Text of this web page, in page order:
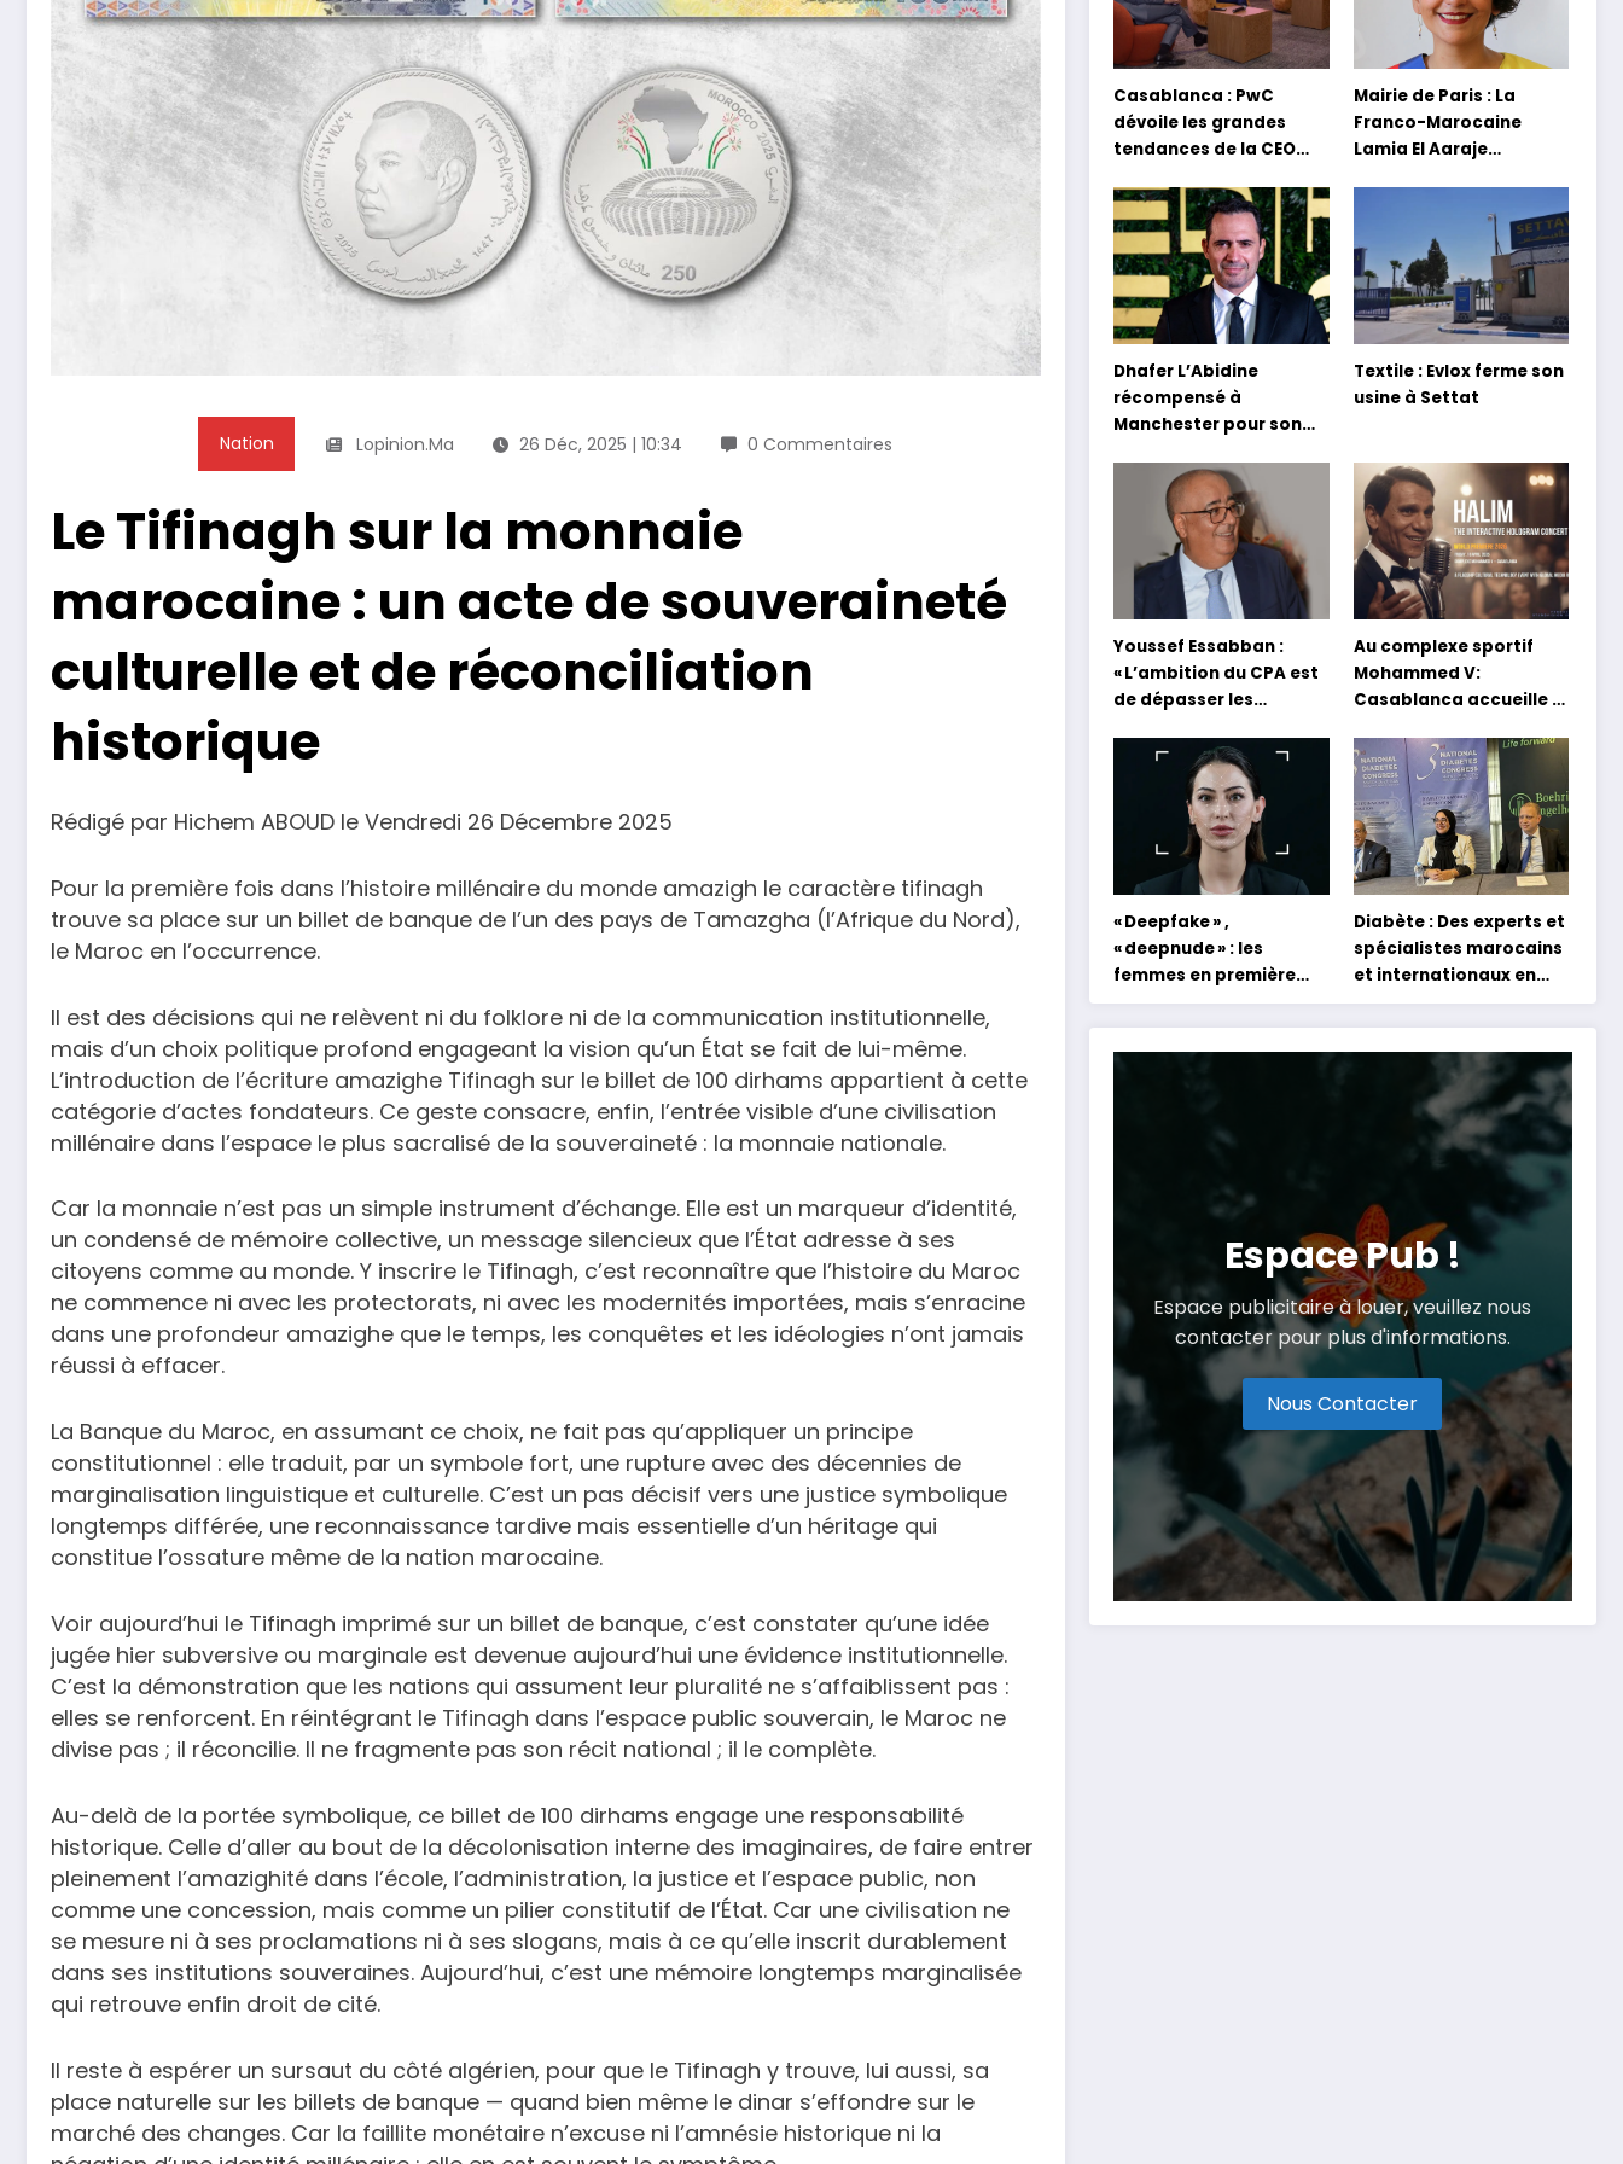
Nation Lopinion.ma 26 Déc, 2025 | 10:34 0 Commentaires
Le Tifinagh sur la monnaie
marocaine : un acte de souveraineté
culturelle et de réconciliation
historique
Rédigé par Hichem ABOUD le Vendredi 26 Décembre 2025
Pour la première fois dans l’histoire millénaire du monde amazigh le caractère tifinagh
trouve sa place sur un billet de banque de l’un des pays de Tamazgha (l’Afrique du Nord),
le Maroc en l’occurrence.
Il est des décisions qui ne relèvent ni du folklore ni de la communication institutionnelle,
mais d’un choix politique profond engageant la vision qu’un État se fait de lui-même.
L’introduction de l’écriture amazighe Tifinagh sur le billet de 100 dirhams appartient à cette
catégorie d’actes fondateurs. Ce geste consacre, enfin, l’entrée visible d’une civilisation
millénaire dans l’espace le plus sacralisé de la souveraineté : la monnaie nationale.
Car la monnaie n’est pas un simple instrument d’échange. Elle est un marqueur d’identité,
un condensé de mémoire collective, un message silencieux que l’État adresse à ses
citoyens comme au monde. Y inscrire le Tifinagh, c’est reconnaître que l’histoire du Maroc
ne commence ni avec les protectorats, ni avec les modernités importées, mais s’enracine
dans une profondeur amazighe que le temps, les conquêtes et les idéologies n’ont jamais
réussi à effacer.
La Banque du Maroc, en assumant ce choix, ne fait pas qu’appliquer un principe
constitutionnel : elle traduit, par un symbole fort, une rupture avec des décennies de
marginalisation linguistique et culturelle. C’est un pas décisif vers une justice symbolique
longtemps différée, une reconnaissance tardive mais essentielle d’un héritage qui
constitue l’ossature même de la nation marocaine.
Voir aujourd’hui le Tifinagh imprimé sur un billet de banque, c’est constater qu’une idée
jugée hier subversive ou marginale est devenue aujourd’hui une évidence institutionnelle.
C’est la démonstration que les nations qui assument leur pluralité ne s’affaiblissent pas :
elles se renforcent. En réintégrant le Tifinagh dans l’espace public souverain, le Maroc ne
divise pas ; il réconcilie. Il ne fragmente pas son récit national ; il le complète.
Au-delà de la portée symbolique, ce billet de 100 dirhams engage une responsabilité
historique. Celle d’aller au bout de la décolonisation interne des imaginaires, de faire entrer
pleinement l’amazighité dans l’école, l’administration, la justice et l’espace public, non
comme une concession, mais comme un pilier constitutif de l’État. Car une civilisation ne
se mesure ni à ses proclamations ni à ses slogans, mais à ce qu’elle inscrit durablement
dans ses institutions souveraines. Aujourd’hui, c’est une mémoire longtemps marginalisée
qui retrouve enfin droit de cité.
Il reste à espérer un sursaut du côté algérien, pour que le Tifinagh y trouve, lui aussi, sa
place naturelle sur les billets de banque — quand bien même le dinar s’effondre sur le
marché des changes. Car la faillite monétaire n’excuse ni l’amnésie historique ni la
Casablanca : PwC
dévoile les grandes
tendances de la CEO
Mairie de Paris : La
Franco-Marocaine
Lamia El Aaraje
Dhafer L’Abidine
récompensé à
Manchester pour son
Textile : Evlox ferme son
usine à Settat
Youssef Essabban :
« L’ambition du CPA est
de dépasser les
et académiques de
formation en
s’appuyant sur le
partage des
expériences »
Au complexe sportif
Mohammed V:
Casablanca accueille la
concert holographique
d’Abdel Halim Hafez
« Deepfake » ,
« deepnude » : les
femmes en première
ligne face aux dangers
de l’intelligence
artificielle
Diabète : Des experts et
spécialistes marocains
et internationaux en
conclave à Tanger
Espace Pub !
Espace publicitaire à louer, veuillez nous
contacter pour plus d'informations.
Nous Contacter